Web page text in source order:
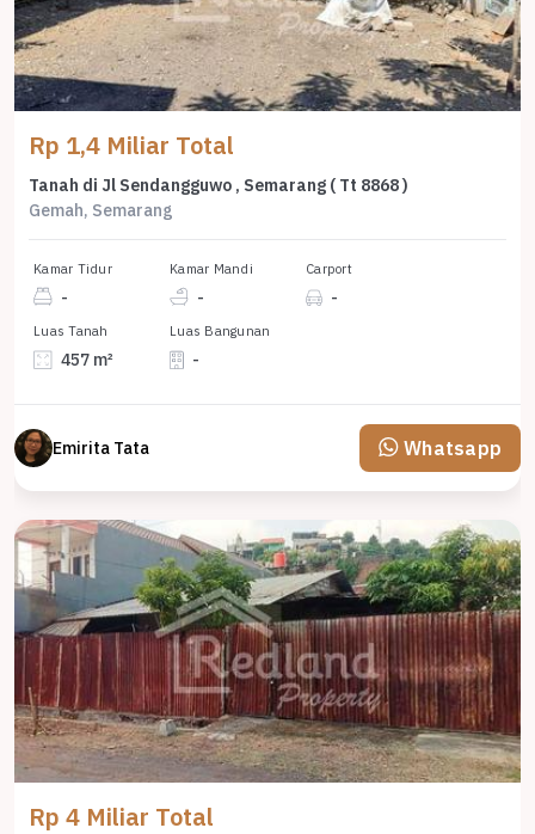
Rp 1,4 Miliar Total
Tanah di Jl Sendangguwo , Semarang ( Tt 8868 )
Gemah, Semarang
Kamar Tidur
-
Kamar Mandi
-
Carport
-
Luas Tanah
457 m²
Luas Bangunan
-
Emirita Tata Whatsapp
Rp 4 Miliar Total